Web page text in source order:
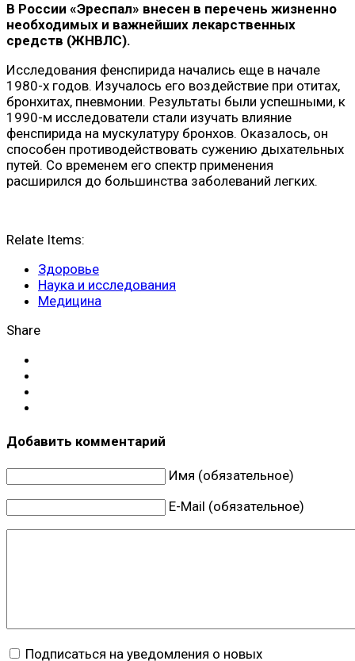
В России «Эреспал» внесен в перечень жизненно
необходимых и важнейших лекарственных
средств (ЖНВЛС).
Исследования фенспирида начались еще в начале
1980-х годов. Изучалось его воздействие при отитах,
бронхитах, пневмонии. Результаты были успешными, к
1990-м исследователи стали изучать влияние
фенспирида на мускулатуру бронхов. Оказалось, он
способен противодействовать сужению дыхательных
путей. Со временем его спектр применения
расширился до большинства заболеваний легких.
Relate Items:
Здоровье
Наука и исследования
Медицина
Share
Добавить комментарий
Имя (обязательное)
E-Mail (обязательное)
Подписаться на уведомления о новых